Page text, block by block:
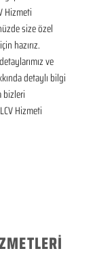
Hizmeti
size özel
hazırız.
ve
detaylı bilgi
bizleri
Hizmeti